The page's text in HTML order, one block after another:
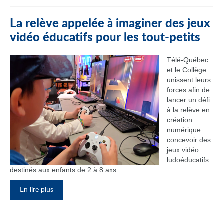
La relève appelée à imaginer des jeux
vidéo éducatifs pour les tout-petits
Télé-Québec
et le Collège
unissent leurs
forces afin de
lancer un défi
à la relève en
création
numérique :
concevoir des
jeux vidéo
ludoéducatifs
destinés aux enfants de 2 à 8 ans.
En lire plus